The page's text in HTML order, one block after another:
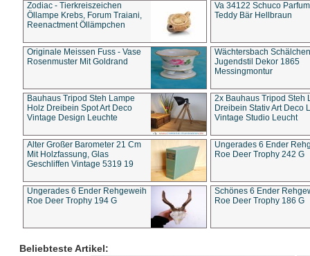
Zodiac - Tierkreiszeichen
Öllampe Krebs, Forum Traiani,
Reenactment Öllämpchen
Va 34122 Schuco
Teddy Bär Hellbraun
Originale Meissen Fuss - Vase
Rosenmuster Mit Goldrand
Wächtersbach Schälchen
Jugendstil Dekor 1865
Messingmontur
Bauhaus Tripod Steh Lampe
Holz Dreibein Spot Art Deco
Vintage Design Leuchte
2x Bauhaus Tripod Steh
Dreibein Stativ Art Deco
Vintage Studio Leucht
Alter Großer Barometer 21 Cm
Mit Holzfassung, Glas
Geschliffen Vintage 5319 19
Ungerades 6 Ender
Roe Deer Trophy 242 G
Ungerades 6 Ender Rehgeweih
Roe Deer Trophy 194 G
Schönes 6 Ender
Roe Deer Trophy 186 G
Beliebteste Artikel: